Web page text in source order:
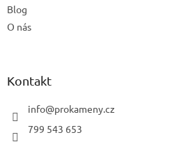
Blog
O nás
Kontakt
info@prokameny.cz
799 543 653